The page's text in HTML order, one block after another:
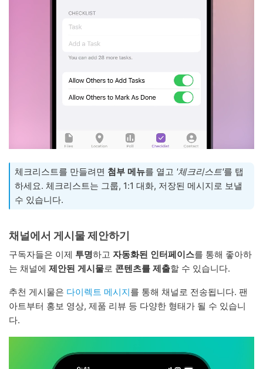
체크리스트를 만들려면 첨부 메뉴를 열고 '체크리스트'를 탭
하세요. 체크리스트는 그룹, 1:1 대화, 저장된 메시지로 보낼
수 있습니다.
채널에서 게시물 제안하기
구독자들은 이제 투명하고 자동화된 인터페이스를 통해 좋아하
는 채널에 제안된 게시물로 콘텐츠를 제출할 수 있습니다.
추천 게시물은 다이렉트 메시지를 통해 채널로 전송됩니다. 팬
아트부터 홍보 영상, 제품 리뷰 등 다양한 형태가 될 수 있습니
다.